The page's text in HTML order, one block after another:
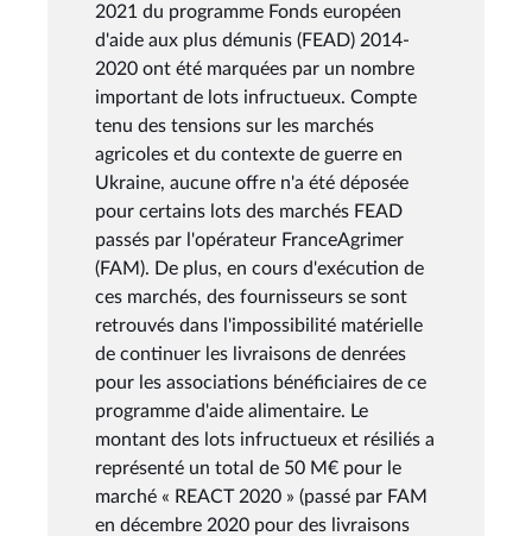
2021 du programme Fonds européen
d'aide aux plus démunis (FEAD) 2014-
2020 ont été marquées par un nombre
important de lots infructueux. Compte
tenu des tensions sur les marchés
agricoles et du contexte de guerre en
Ukraine, aucune offre n'a été déposée
pour certains lots des marchés FEAD
passés par l'opérateur FranceAgrimer
(FAM). De plus, en cours d'exécution de
ces marchés, des fournisseurs se sont
retrouvés dans l'impossibilité matérielle
de continuer les livraisons de denrées
pour les associations bénéficiaires de ce
programme d'aide alimentaire. Le
montant des lots infructueux et résiliés a
représenté un total de 50 M€ pour le
marché « REACT 2020 » (passé par FAM
en décembre 2020 pour des livraisons